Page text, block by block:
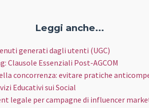
Leggi anche...
generati dagli utenti (UGC)
Essenziali Post-AGCOM
concorrenza: evitare pratiche
Educativi sui Social
legale per campagne di influencer